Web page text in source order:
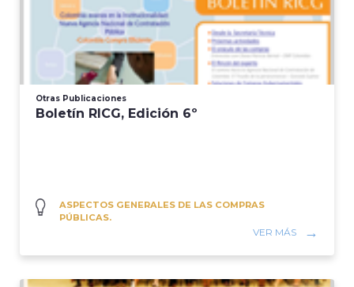
Otras Publicaciones
Boletín RICG, Edición 6º
ASPECTOS GENERALES DE LAS COMPRAS
PÚBLICAS.
VER MÁS